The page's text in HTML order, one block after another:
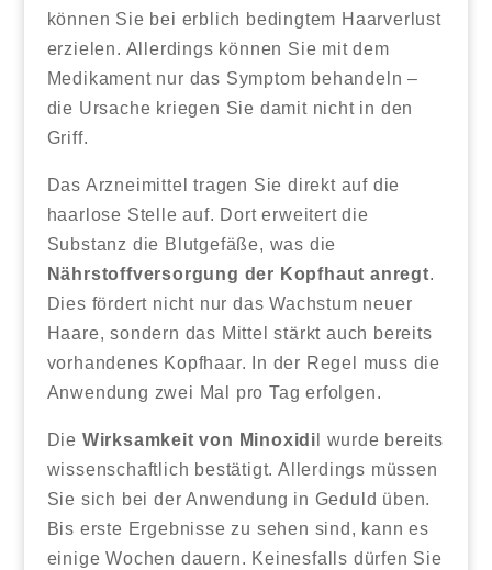
können Sie bei erblich bedingtem Haarverlust
erzielen. Allerdings können Sie mit dem
Medikament nur das Symptom behandeln –
die Ursache kriegen Sie damit nicht in den
Griff.
Das Arzneimittel tragen Sie direkt auf die
haarlose Stelle auf. Dort erweitert die
Substanz die Blutgefäße, was die
Nährstoffversorgung der Kopfhaut anregt.
Dies fördert nicht nur das Wachstum neuer
Haare, sondern das Mittel stärkt auch bereits
vorhandenes Kopfhaar. In der Regel muss die
Anwendung zwei Mal pro Tag erfolgen.
Die Wirksamkeit von Minoxidi l wurde bereits
wissenschaftlich bestätigt. Allerdings müssen
Sie sich bei der Anwendung in Geduld üben.
Bis erste Ergebnisse zu sehen sind, kann es
einige Wochen dauern. Keinesfalls dürfen Sie